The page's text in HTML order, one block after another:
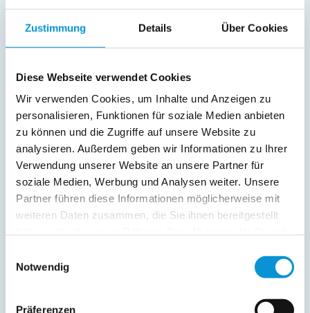
Zustimmung Details Über Cookies
Diese Webseite verwendet Cookies
Wir verwenden Cookies, um Inhalte und Anzeigen zu
personalisieren, Funktionen für soziale Medien anbieten
zu können und die Zugriffe auf unsere Website zu
analysieren. Außerdem geben wir Informationen zu Ihrer
Verwendung unserer Website an unsere Partner für
soziale Medien, Werbung und Analysen weiter. Unsere
Partner führen diese Informationen möglicherweise mit
weiteren Daten zusammen, die Sie ihnen bereitgestellt
Notwendig
Präferenzen
SAT/Kabel-TV
Radio
Garten/Liegewiese
Grill
Gartenstühle
Parkplatz
Grillplatz
Liegen
Terrasse
Abstellraum